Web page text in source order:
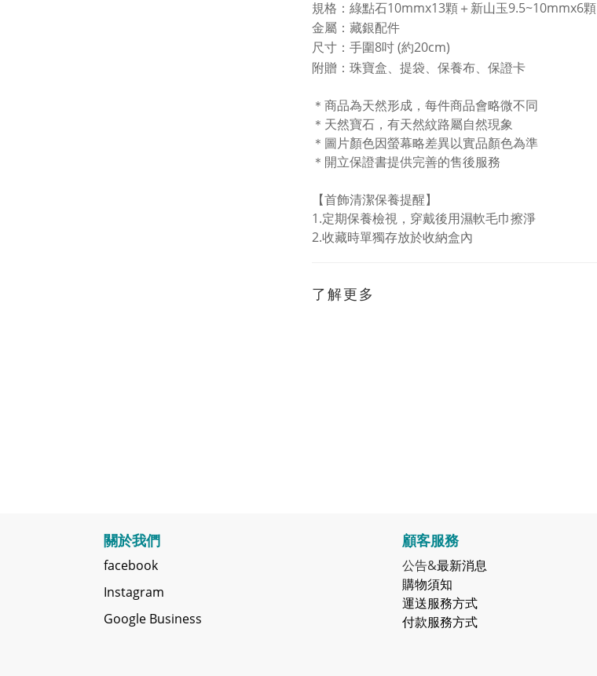
規格：綠點石10mmx13顆＋新山玉9.5~10mmx6顆
金屬：藏銀配件
尺寸：手圍8吋 (約20cm)
附贈：珠寶盒、 提袋、 保養布、 保證卡
＊商品為天然形成，每件商品會略微不同
＊天然寶石，有天然紋路屬自然現象
＊圖片顏色因螢幕略差異以實品顏色為準
＊開立保證書提供完善的售後服務
【首飾清潔保養提醒】
1.定期保養檢視，穿戴後用濕軟毛巾擦淨
2.收藏時單獨存放於收納盒內
了解更多
關於我們
facebook
Instagram
Google Business
顧客服務
公告&最新消息
購物須知
運送服務方式
付款服務方式